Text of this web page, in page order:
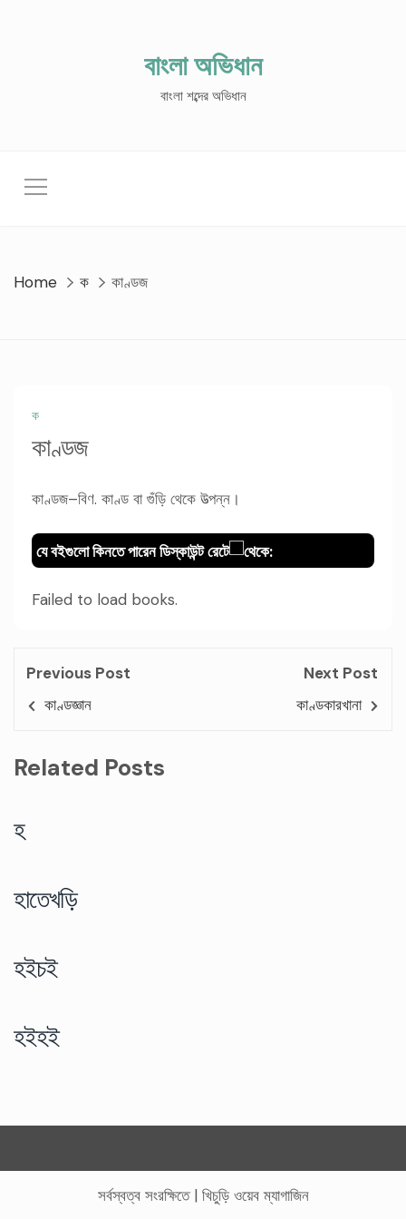
বাংলা অভিধান
বাংলা শব্দের অভিধান
Home ক কাণ্ডজ
ক
কাণ্ডজ
কাণ্ডজ–বিণ. কাণ্ড বা গুঁড়ি থেকে উত্পন্ন।
যে বইগুলো কিনতে পারেন ডিস্কাউন্ট রেটে থেকে:
Failed to load books.
Previous Post
কাণ্ডজ্ঞান
Next Post
কাণ্ডকারখানা
Related Posts
হ
হাতেখড়ি
হইচই
হইহই
সর্বস্বত্ব সংরক্ষিতে | খিচুড়ি ওয়েব ম্যাগাজিন